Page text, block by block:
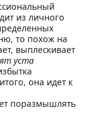
из личного
то похож на
выплескивает
уста
она идет к
поразмышлять